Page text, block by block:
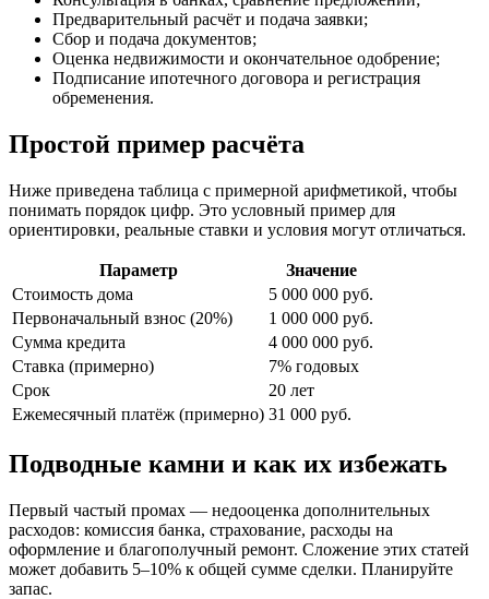
Предварительный расчёт и подача заявки;
Сбор и подача документов;
Оценка недвижимости и окончательное одобрение;
Подписание ипотечного договора и регистрация
обременения.
Простой пример расчёта
Ниже приведена таблица с примерной арифметикой, чтобы
понимать порядок цифр. Это условный пример для
ориентировки, реальные ставки и условия могут отличаться.
Параметр
Значение
Стоимость дома
5 000 000 руб.
Первоначальный взнос (20%)
1 000 000 руб.
Сумма кредита
4 000 000 руб.
Ставка (примерно)
7% годовых
Срок
20 лет
Ежемесячный платёж (примерно) 31 000 руб.
Подводные камни и как их избежать
Первый частый промах — недооценка дополнительных
расходов: комиссия банка, страхование, расходы на
оформление и благополучный ремонт. Сложение этих статей
может добавить 5–10% к общей сумме сделки. Планируйте
запас.